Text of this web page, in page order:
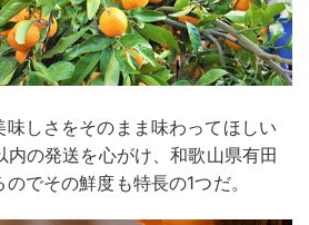
味しさをそのまま味わってほしい
内の発送を心がけ、和歌山県有田
でその鮮度も特長の1つだ。